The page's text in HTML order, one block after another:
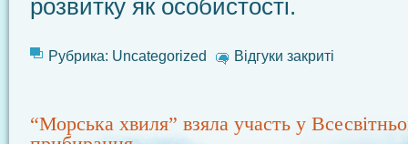
розвитку як особистості.
Рубрика: Uncategorized Відгуки закриті
“Морська хвиля” взяла участь у